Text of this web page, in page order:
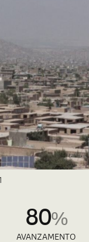
80%
AVANZAMENTO